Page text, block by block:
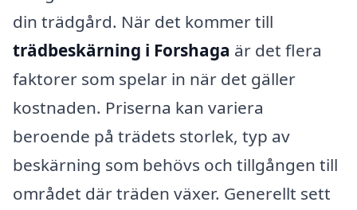
din trädgård. När det kommer till
trädbeskärning i Forshaga är det flera
faktorer som spelar in när det gäller
kostnaden. Priserna kan variera
beroende på trädets storlek, typ av
beskärning som behövs och tillgången till
området där träden växer. Generellt sett